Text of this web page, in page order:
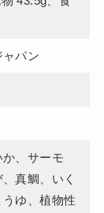
ャパン
、サーモ
真鯛、いく
ゆ、植物性